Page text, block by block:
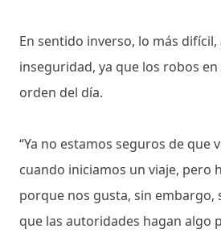
En sentido inverso, lo más difícil,
inseguridad, ya que los robos
orden del día.
“Ya no estamos seguros de que
cuando iniciamos un viaje, pero
porque nos gusta, sin embargo,
que las autoridades hagan algo